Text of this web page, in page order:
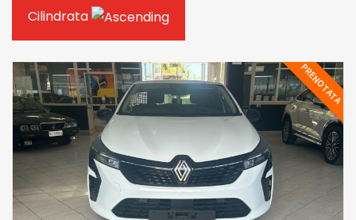
Cilindrata
PRENOTATA